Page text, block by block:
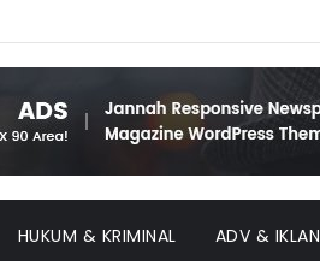
HUKUM & KRIMINAL ADV & IKLAN